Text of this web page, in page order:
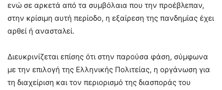
ενώ σε αρκετά από τα συμβόλαια που την προέβλεπαν,
στην κρίσιμη αυτή περίοδο, η εξαίρεση της πανδημίας έχει
αρθεί ή ανασταλεί.
Διευκρινίζεται επίσης ότι στην παρούσα φάση, σύμφωνα
με την επιλογή της Ελληνικής Πολιτείας, η οργάνωση για
τη διαχείριση και τον περιορισμό της διασποράς του